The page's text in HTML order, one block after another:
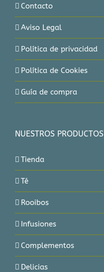
Contacto
Aviso Legal
Política de privacidad
Política de Cookies
Guía de compra
NUESTROS PRODUCTOS
Tienda
Té
Rooibos
Infusiones
Complementos
Delicias